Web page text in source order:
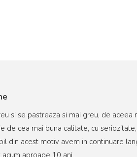
si se pastreaza si mai greu, de aceea
de cea mai buna calitate, cu
din acest motiv avem in continuare
aproape 10 ani...